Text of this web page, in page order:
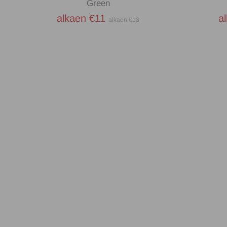
Green
alkaen €11 alkaen €13